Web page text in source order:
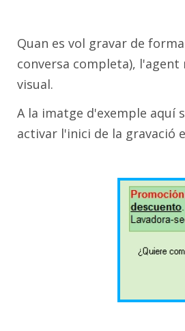
Quan es vol gravar de
conversa completa),
visual.
A la imatge d'exemple aquí
activar l'inici de la gravació